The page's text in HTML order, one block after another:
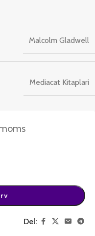
Malcolm Gladwell
Mediacat Kitaplari
Del: